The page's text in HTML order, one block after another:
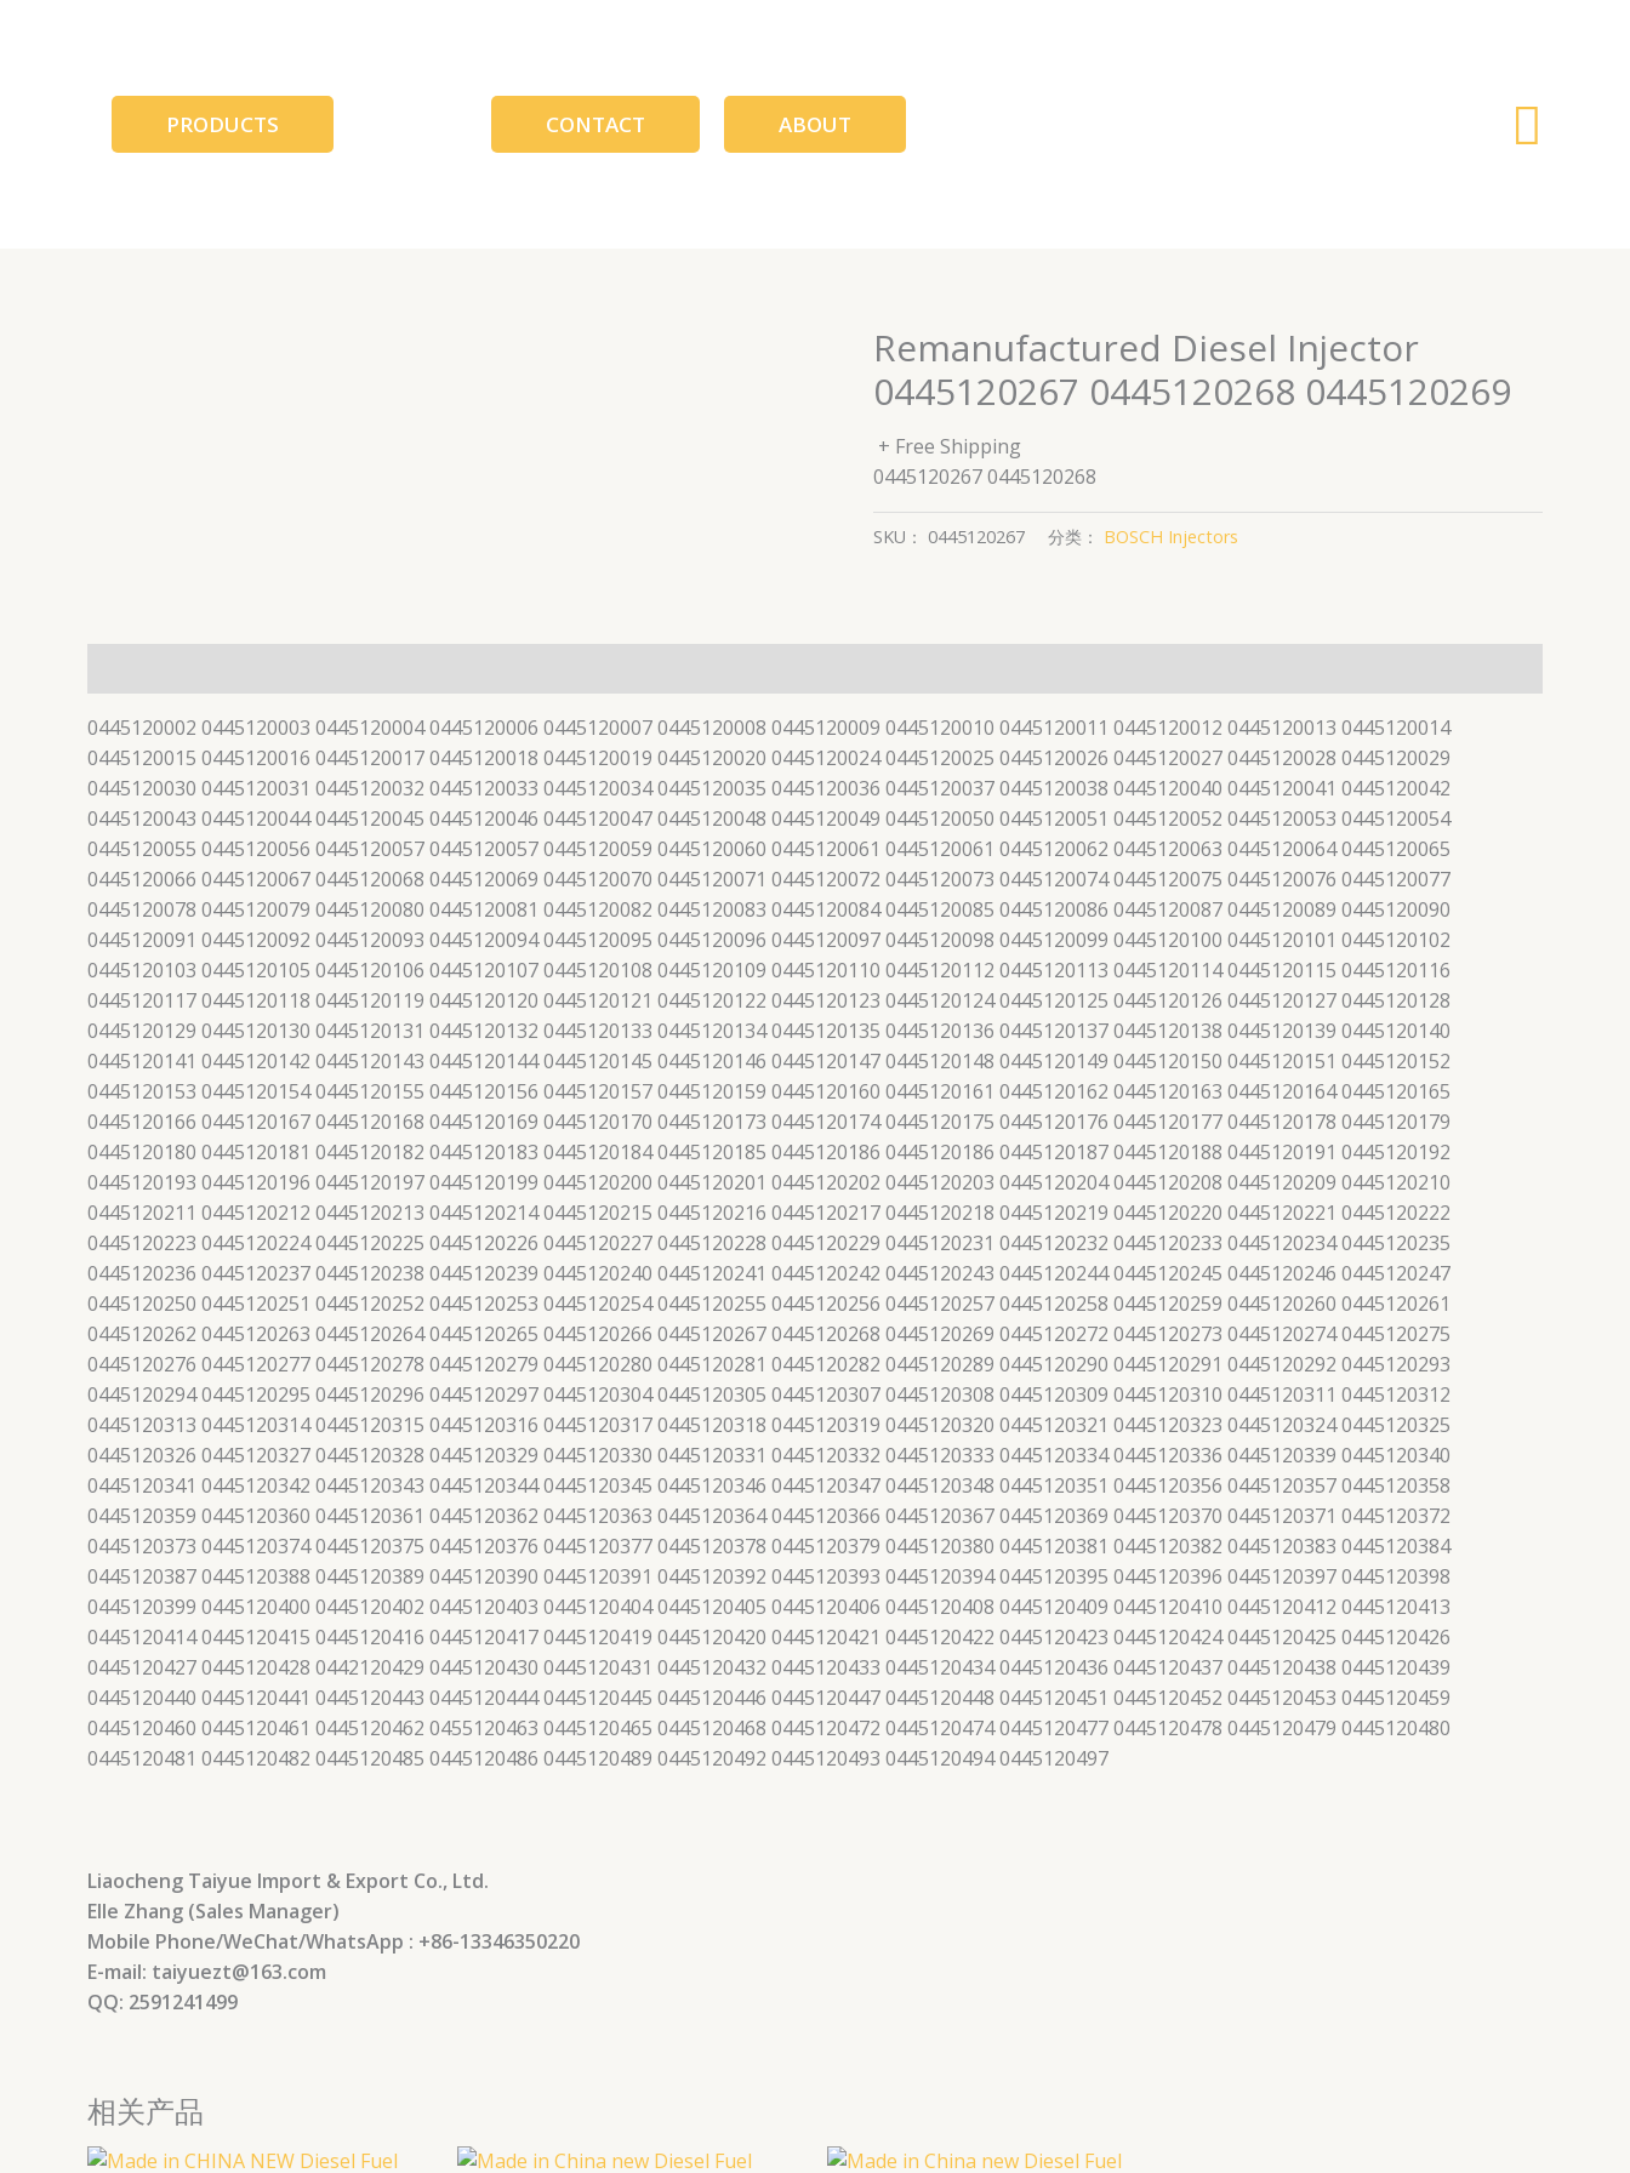
PRODUCTS CONTACT ABOUT
搜
Remanufactured Diesel Injector
0445120267 0445120268 0445120269
+ Free Shipping
0445120267 0445120268
SKU： 0445120267 分类： BOSCH Injectors
0445120002 0445120003 0445120004 0445120006 0445120007 0445120008 0445120009 0445120010 0445120011 0445120012 0445120013 0445120014
0445120015 0445120016 0445120017 0445120018 0445120019 0445120020 0445120024 0445120025 0445120026 0445120027 0445120028 0445120029
0445120030 0445120031 0445120032 0445120033 0445120034 0445120035 0445120036 0445120037 0445120038 0445120040 0445120041 0445120042
0445120043 0445120044 0445120045 0445120046 0445120047 0445120048 0445120049 0445120050 0445120051 0445120052 0445120053 0445120054
0445120055 0445120056 0445120057 0445120057 0445120059 0445120060 0445120061 0445120061 0445120062 0445120063 0445120064 0445120065
0445120066 0445120067 0445120068 0445120069 0445120070 0445120071 0445120072 0445120073 0445120074 0445120075 0445120076 0445120077
0445120078 0445120079 0445120080 0445120081 0445120082 0445120083 0445120084 0445120085 0445120086 0445120087 0445120089 0445120090
0445120091 0445120092 0445120093 0445120094 0445120095 0445120096 0445120097 0445120098 0445120099 0445120100 0445120101 0445120102
0445120103 0445120105 0445120106 0445120107 0445120108 0445120109 0445120110 0445120112 0445120113 0445120114 0445120115 0445120116
0445120117 0445120118 0445120119 0445120120 0445120121 0445120122 0445120123 0445120124 0445120125 0445120126 0445120127 0445120128
0445120129 0445120130 0445120131 0445120132 0445120133 0445120134 0445120135 0445120136 0445120137 0445120138 0445120139 0445120140
0445120141 0445120142 0445120143 0445120144 0445120145 0445120146 0445120147 0445120148 0445120149 0445120150 0445120151 0445120152
0445120153 0445120154 0445120155 0445120156 0445120157 0445120159 0445120160 0445120161 0445120162 0445120163 0445120164 0445120165
0445120166 0445120167 0445120168 0445120169 0445120170 0445120173 0445120174 0445120175 0445120176 0445120177 0445120178 0445120179
0445120180 0445120181 0445120182 0445120183 0445120184 0445120185 0445120186 0445120186 0445120187 0445120188 0445120191 0445120192
0445120193 0445120196 0445120197 0445120199 0445120200 0445120201 0445120202 0445120203 0445120204 0445120208 0445120209 0445120210
0445120211 0445120212 0445120213 0445120214 0445120215 0445120216 0445120217 0445120218 0445120219 0445120220 0445120221 0445120222
0445120223 0445120224 0445120225 0445120226 0445120227 0445120228 0445120229 0445120231 0445120232 0445120233 0445120234 0445120235
0445120236 0445120237 0445120238 0445120239 0445120240 0445120241 0445120242 0445120243 0445120244 0445120245 0445120246 0445120247
0445120250 0445120251 0445120252 0445120253 0445120254 0445120255 0445120256 0445120257 0445120258 0445120259 0445120260 0445120261
0445120262 0445120263 0445120264 0445120265 0445120266 0445120267 0445120268 0445120269 0445120272 0445120273 0445120274 0445120275
0445120276 0445120277 0445120278 0445120279 0445120280 0445120281 0445120282 0445120289 0445120290 0445120291 0445120292 0445120293
0445120294 0445120295 0445120296 0445120297 0445120304 0445120305 0445120307 0445120308 0445120309 0445120310 0445120311 0445120312
0445120313 0445120314 0445120315 0445120316 0445120317 0445120318 0445120319 0445120320 0445120321 0445120323 0445120324 0445120325
0445120326 0445120327 0445120328 0445120329 0445120330 0445120331 0445120332 0445120333 0445120334 0445120336 0445120339 0445120340
0445120341 0445120342 0445120343 0445120344 0445120345 0445120346 0445120347 0445120348 0445120351 0445120356 0445120357 0445120358
0445120359 0445120360 0445120361 0445120362 0445120363 0445120364 0445120366 0445120367 0445120369 0445120370 0445120371 0445120372
0445120373 0445120374 0445120375 0445120376 0445120377 0445120378 0445120379 0445120380 0445120381 0445120382 0445120383 0445120384
0445120387 0445120388 0445120389 0445120390 0445120391 0445120392 0445120393 0445120394 0445120395 0445120396 0445120397 0445120398
0445120399 0445120400 0445120402 0445120403 0445120404 0445120405 0445120406 0445120408 0445120409 0445120410 0445120412 0445120413
0445120414 0445120415 0445120416 0445120417 0445120419 0445120420 0445120421 0445120422 0445120423 0445120424 0445120425 0445120426
0445120427 0445120428 0442120429 0445120430 0445120431 0445120432 0445120433 0445120434 0445120436 0445120437 0445120438 0445120439
0445120440 0445120441 0445120443 0445120444 0445120445 0445120446 0445120447 0445120448 0445120451 0445120452 0445120453 0445120459
0445120460 0445120461 0445120462 0455120463 0445120465 0445120468 0445120472 0445120474 0445120477 0445120478 0445120479 0445120480
0445120481 0445120482 0445120485 0445120486 0445120489 0445120492 0445120493 0445120494 0445120497
Liaocheng Taiyue Import & Export Co., Ltd.
Elle Zhang (Sales Manager)
Mobile Phone/WeChat/WhatsApp : +86-13346350220
E-mail: taiyuezt@163.com
QQ: 2591241499
相关产品